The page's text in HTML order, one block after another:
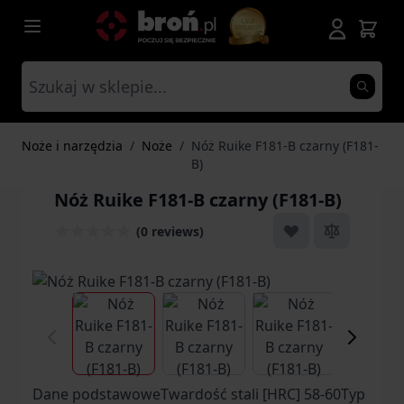
Przejdź do treści
Noże i narzędzia / Noże / Nóż Ruike F181-B czarny (F181-
B)
Nóż Ruike F181-B czarny (F181-B)
(0 reviews)
View larger imageView larger imageView larger
Dane podstawoweTwardość stali [HRC] 58-60Typ